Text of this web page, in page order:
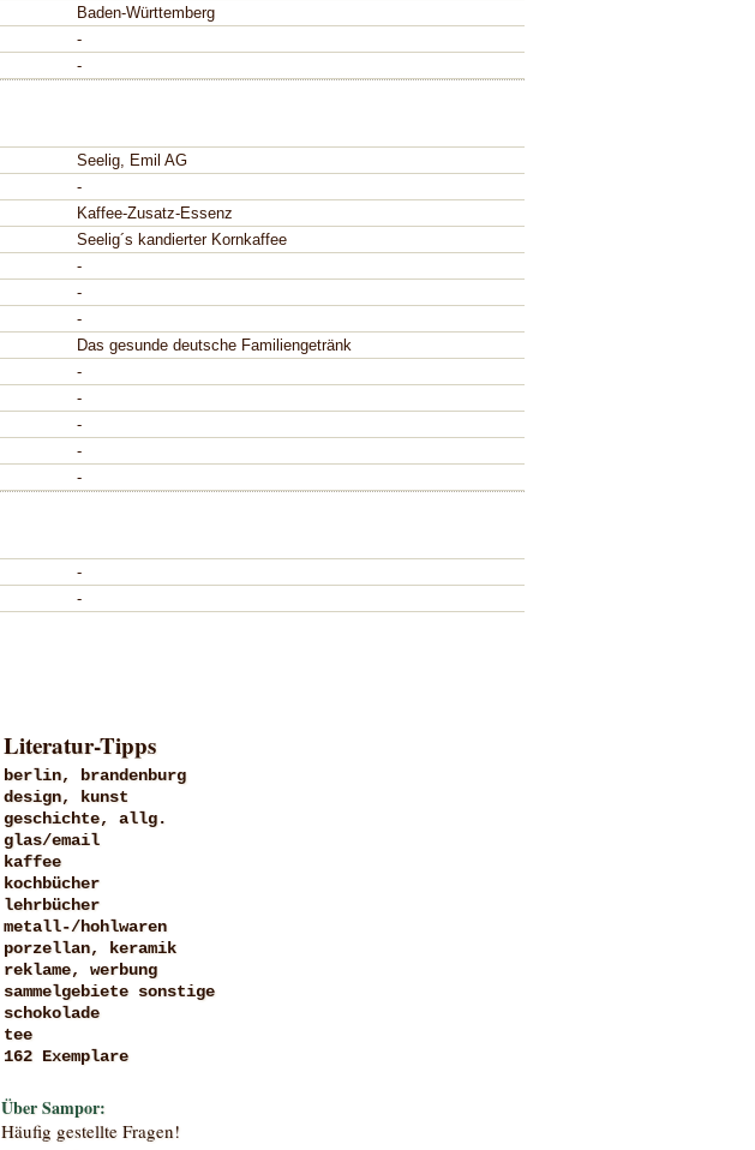
Baden-Württemberg
-
-
Seelig, Emil AG
-
Kaffee-Zusatz-Essenz
Seelig´s kandierter Kornkaffee
-
-
-
Das gesunde deutsche Familiengetränk
-
-
-
-
-
-
-
Literatur-Tipps
berlin, brandenburg
design, kunst
geschichte, allg.
glas/email
kaffee
kochbücher
lehrbücher
metall-/hohlwaren
porzellan, keramik
reklame, werbung
sammelgebiete sonstige
schokolade
tee
162 Exemplare
Über Sampor:
Häufig gestellte Fragen!